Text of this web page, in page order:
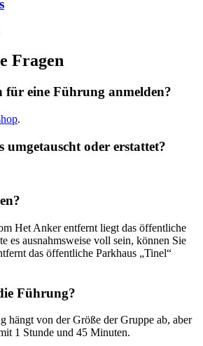
Fragen
für eine Führung anmelden?
.
umgetauscht oder erstattet?
Het Anker entfernt liegt das öffentliche
es ausnahmsweise voll sein, können Sie
das öffentliche Parkhaus „Tinel“
Führung?
hängt von der Größe der Gruppe ab, aber
1 Stunde und 45 Minuten.